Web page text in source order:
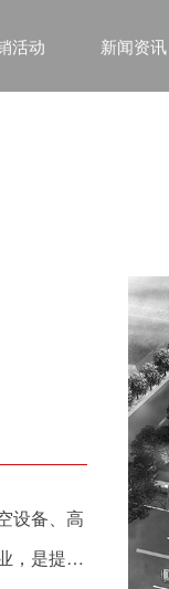
活动 新闻资讯
业
决方
设备、高
，是提供